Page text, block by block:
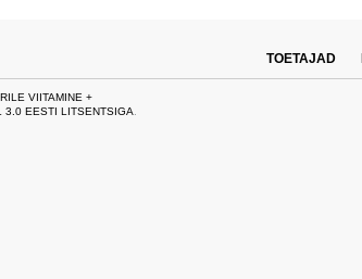
TOETAJAD
VIITAMINE +
3.0 EESTI LITSENTSIGA